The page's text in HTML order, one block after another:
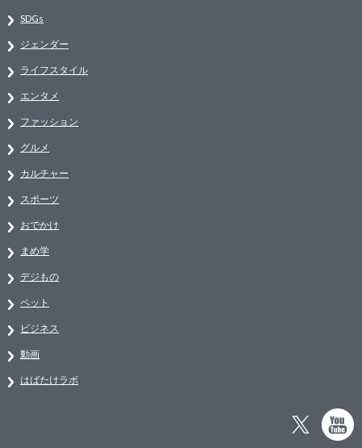
SDGs
ジェンダー
ライフスタイル
エンタメ
ファッション
グルメ
カルチャー
スポーツ
おでかけ
まめ学
デジもの
ペット
ビジネス
動画
はばたけラボ